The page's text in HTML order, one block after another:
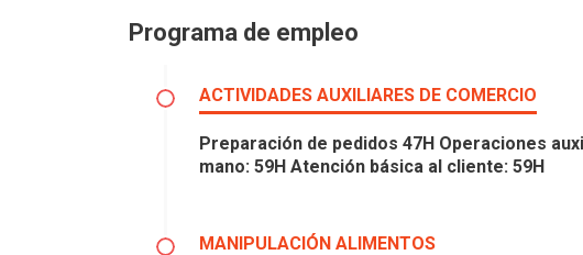
Programa de empleo
ACTIVIDADES AUXILIARES DE COMERCIO
Preparación de pedidos 47H Operaciones
mano: 59H Atención básica al cliente: 59H
MANIPULACIÓN ALIMENTOS